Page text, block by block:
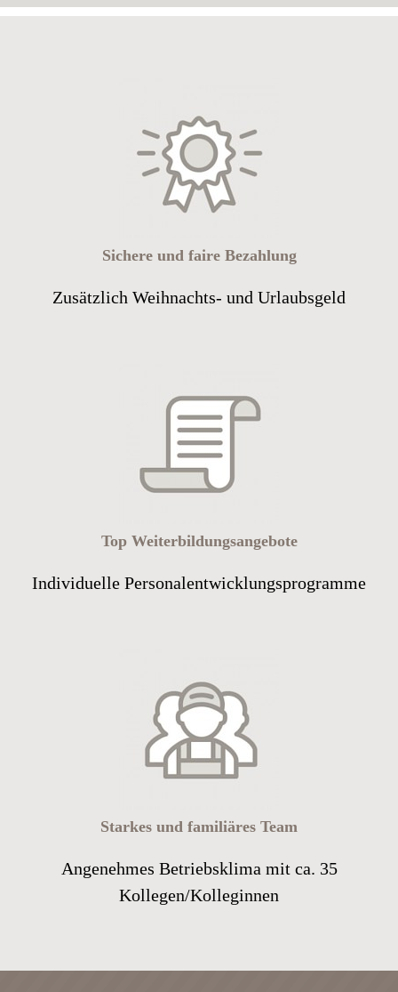
Sichere und faire Bezahlung
Zusätzlich Weihnachts- und Urlaubsgeld
Top Weiterbildungsangebote
Individuelle Personalentwicklungsprogramme
Starkes und familiäres Team
Angenehmes Betriebsklima mit ca. 35
Kollegen/Kolleginnen